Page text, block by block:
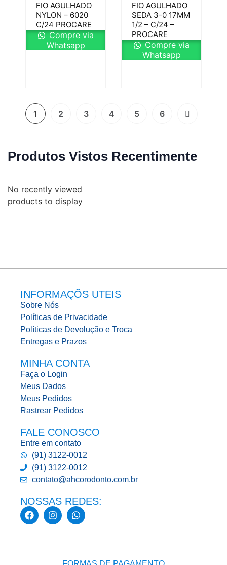
FIO AGULHADO
NYLON – 6020
C/24 PROCARE
Compre via
Whatsapp
FIO AGULHADO
SEDA 3-0 17MM
1/2 – C/24 –
PROCARE
Compre via
Whatsapp
1 2 3 4 5 6
Produtos Vistos Recentimente
No recently viewed
products to display
INFORMAÇÕS UTEIS
Sobre Nós
Políticas de Privacidade
Políticas de Devolução e Troca
Entregas e Prazos
MINHA CONTA
Faça o Login
Meus Dados
Meus Pedidos
Rastrear Pedidos
FALE CONOSCO
Entre em contato
(91) 3122-0012
(91) 3122-0012
contato@ahcorodonto.com.br
NOSSAS REDES: